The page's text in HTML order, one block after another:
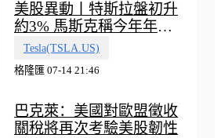
美股異動丨特斯拉盤初升
約3% 馬斯克稱今年年底
會有‘史詩級震撼’的演示
Tesla(TSLA.US)
格隆匯 07-14 21:46
巴克萊：美國對歐盟徵收
關稅將再次考驗美股韌性